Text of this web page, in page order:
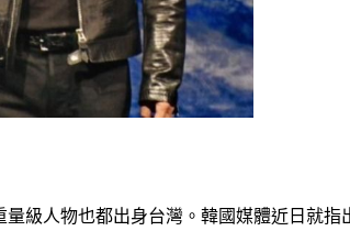
級人物也都出身台灣。韓國媒體近日就